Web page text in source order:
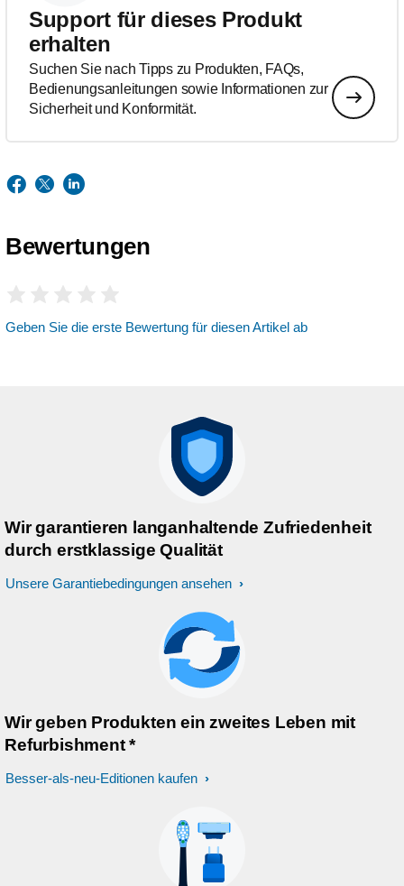
Support für dieses Produkt
erhalten
Suchen Sie nach Tipps zu Produkten, FAQs,
Bedienungsanleitungen sowie Informationen zur
Sicherheit und Konformität.
Bewertungen
Geben Sie die erste Bewertung für diesen Artikel ab
Wir garantieren langanhaltende Zufriedenheit
durch erstklassige Qualität
Unsere Garantiebedingungen ansehen
Wir geben Produkten ein zweites Leben mit
Refurbishment *
Besser-als-neu-Editionen kaufen